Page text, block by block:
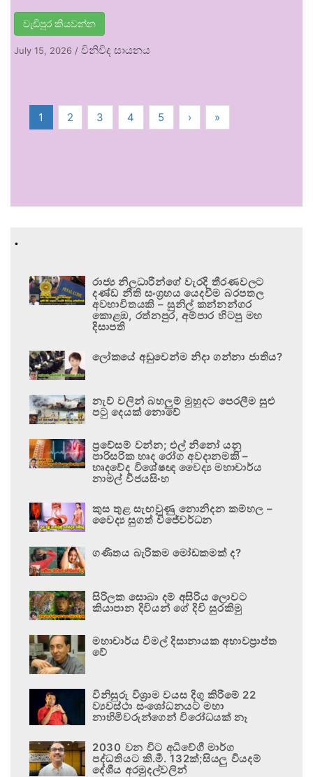
වැඩිපුර කියවන්න
July 15, 2026 / විනිවිද සායනය
1 2 3 4 5 › »
.
රාජ්‍ය නිලධාරීන්ගේ වැරදි තීරණවලට
දණ්ඩ නීති සංග්‍රහය යෙදවීම බරපතල
අවභාවිතයකි – සුනිල් කන්නන්ගර
කොළඹ, රත්නපුර, අම්පාර හිටපු මහ
දිසාපති
ලෝකයේ අඩුවෙන්ම නිදා ගන්නා ජාතිය?
නැව් වලින් බහලුම් මුහුදට පෙරලීම සුළු
පටු දෙයක් නොවේ
ප්‍රවේසම් වන්න; එල් නිනෝ යනු
පාරිසරික හෘද රෝග අවදානමකි –
හෘදවේද විශේෂඥ වෛද්‍ය මහාචාර්ය
නාමල් විජයසිංහ
කුස තුළ සැඟවුණු නොනිදන කම්හල –
වෛද්‍ය සුගත් විජේවර්ධන
ගණිතය බැරිකම මෝඩකමක් ද?
සිරිලක සොබා දම් අසිරිය ලොවට
කියාපාන දිවියන් ගේ දිවි සුරකිමු
මහාචාර්ය විමල් දිසානායක අභාවප්‍රාප්ත
වේ
විනිසුරු විශ්‍රාම වයස දිගු කිරීමේ 22
ව්‍යවස්ථා සංශෝධනයට මහා
නාහිමිවරුන්ගෙන් විරෝධයක් නෑ
2030 වන විට අධිවේගී මාර්ග
පද්ධතියට කි.මී. 132ක්;සියලු වියදම්
දේශීය අරමුදල්වලින්